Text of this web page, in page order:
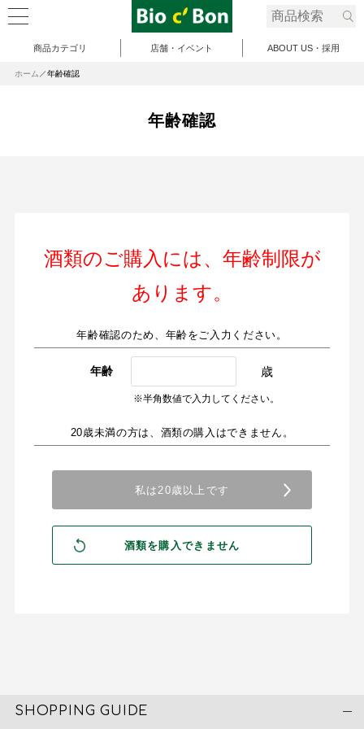
商品カテゴリ 店舗・イベント ABOUT US・採用
ホーム 年齢確認
年齢確認
酒類のご購入には、年齢制限が
あります。
年齢確認のため、年齢をご入力ください。
年齢 歳
※半角数値で入力してください。
20歳未満の方は、酒類の購入はできません。
SHOPPING GUIDE